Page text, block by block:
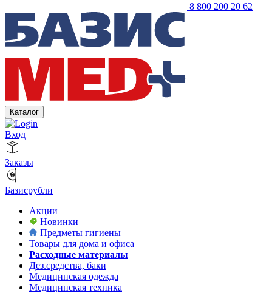
8 800 200 20 62
Каталог
Вход
Заказы
Базисрубли
Акции
Новинки
Предметы гигиены
Товары для дома и офиса
Расходные материалы
Дез.средства, баки
Медицинская одежда
Медицинская техника